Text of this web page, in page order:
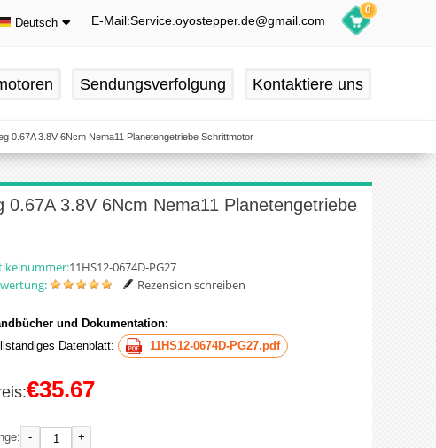
Deutsch
Deutsch
Español
E-Mail:Service.oyostepper.de@gmail.com
0
Sendungsverfolgung Kontaktiere uns
0.67A 3.8V 6Ncm Nema11 Planetengetriebe Schrittmotor
3.8V 6Ncm Nema11 Planetengetriebe
11HS12-0674D-PG27
Rezension schreiben
und Dokumentation:
Datenblatt:
11HS12-0674D-PG27.pdf
€35.67
- +